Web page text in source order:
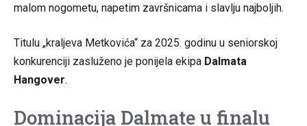
malom nogometu, napetim završnicama i slavlju najboljih.
Titulu „kraljeva Metkovića“ za 2025. godinu u seniorskoj
konkurenciji zasluženo je ponijela ekipa Dalmata
Hangover.
Dominacija Dalmate u finalu